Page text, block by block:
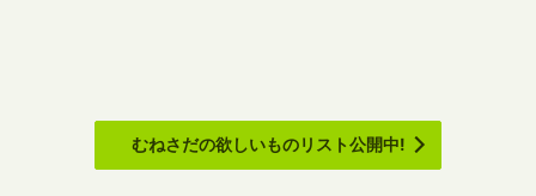
むねさだの欲しいものリスト公開中!